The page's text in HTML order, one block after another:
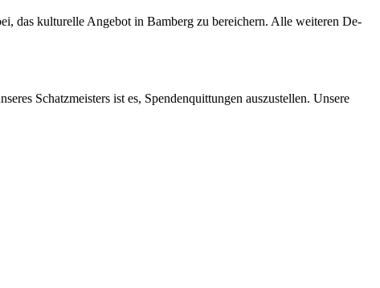
das kul­tu­rel­le An­ge­bot in Bam­berg zu be­rei­chern. Alle wei­te­ren De­
Schatz­meis­ters ist es, Spen­den­quit­tun­gen aus­zu­stel­len. Un­se­re